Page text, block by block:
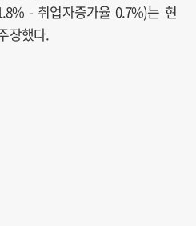
- 취업자증가율 0.7%)는 현
장했다.